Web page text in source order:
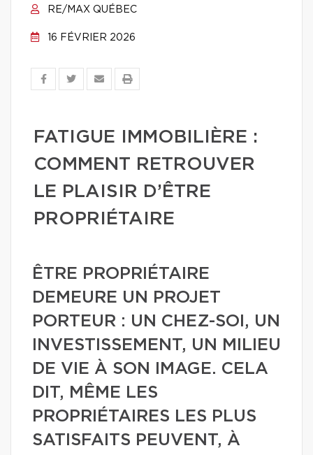
RE/MAX QUÉBEC
16 FÉVRIER 2026
FATIGUE IMMOBILIÈRE :
COMMENT RETROUVER
LE PLAISIR D’ÊTRE
PROPRIÉTAIRE
ÊTRE PROPRIÉTAIRE
DEMEURE UN PROJET
PORTEUR : UN CHEZ-SOI, UN
INVESTISSEMENT, UN MILIEU
DE VIE À SON IMAGE. CELA
DIT, MÊME LES
PROPRIÉTAIRES LES PLUS
SATISFAITS PEUVENT, À